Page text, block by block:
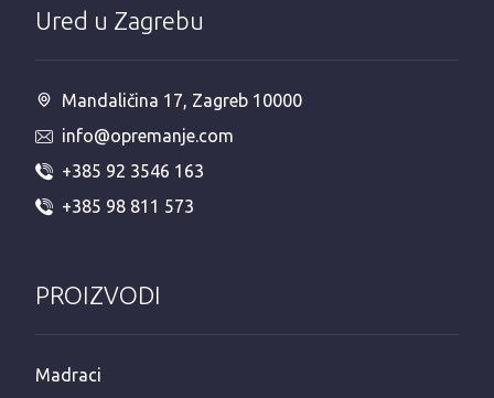
Ured u Zagrebu
Mandaličina 17, Zagreb 10000
info@opremanje.com
+385 92 3546 163
+385 98 811 573
PROIZVODI
Madraci